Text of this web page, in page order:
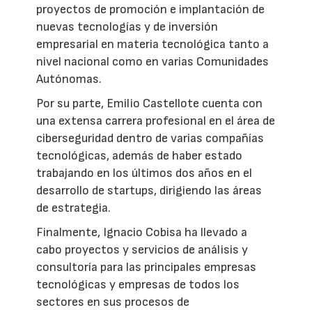
proyectos de promoción e implantación de
nuevas tecnologías y de inversión
empresarial en materia tecnológica tanto a
nivel nacional como en varias Comunidades
Autónomas.
Por su parte, Emilio Castellote cuenta con
una extensa carrera profesional en el área de
ciberseguridad dentro de varias compañías
tecnológicas, además de haber estado
trabajando en los últimos dos años en el
desarrollo de startups, dirigiendo las áreas
de estrategia.
Finalmente, Ignacio Cobisa ha llevado a
cabo proyectos y servicios de análisis y
consultoría para las principales empresas
tecnológicas y empresas de todos los
sectores en sus procesos de